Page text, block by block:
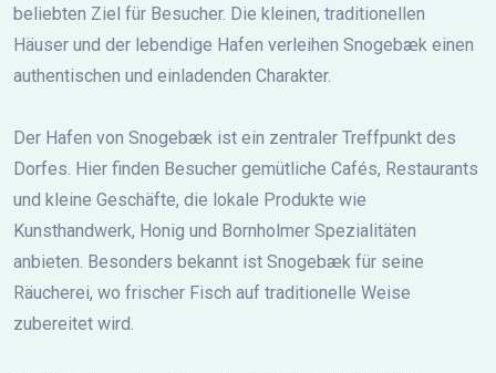
beliebten Ziel für Besucher. Die kleinen, traditionellen
Häuser und der lebendige Hafen verleihen Snogebæk einen
authentischen und einladenden Charakter.
Der Hafen von Snogebæk ist ein zentraler Treffpunkt des
Dorfes. Hier finden Besucher gemütliche Cafés, Restaurants
und kleine Geschäfte, die lokale Produkte wie
Kunsthandwerk, Honig und Bornholmer Spezialitäten
anbieten. Besonders bekannt ist Snogebæk für seine
Räucherei, wo frischer Fisch auf traditionelle Weise
zubereitet wird.